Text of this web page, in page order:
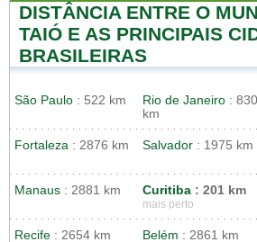
DISTÂNCIA ENTRE O
TAIÓ E AS PRINCIPAIS
BRASILEIRAS
São Paulo : 522 km Rio de Janeiro : 830
km
Fortaleza : 2876 km Salvador : 1975 km
Manaus : 2881 km Curitiba : 201 km
mais perto
Recife : 2654 km Belém : 2861 km